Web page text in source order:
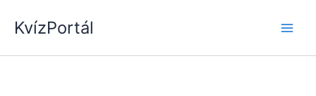
KvízPortál